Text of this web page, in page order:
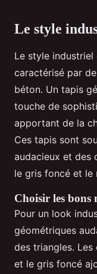
Le style
Le style
caractérisé par
béton. Un tapis
touche de
apportant de la
Ces tapis sont
audacieux et des
le gris foncé et le
Choisir les bons
Pour un look
géométriques
des triangles.
et le gris foncé